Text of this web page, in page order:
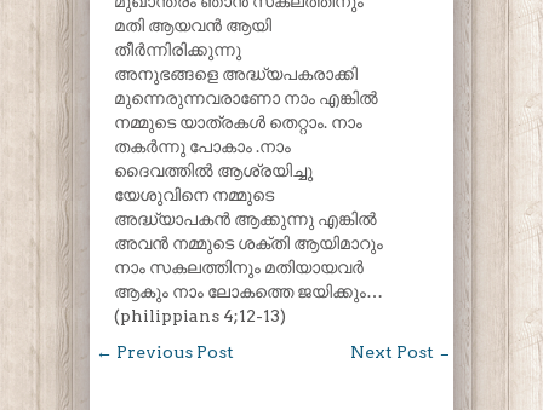
മതി ആയവൻ ആയി
തീർന്നിരിക്കുന്നു
അനുഭങ്ങളെ അദ്ധ്യപകരാക്കി
മുന്നെരുന്നവരാണോ നാം എങ്കിൽ
നമ്മുടെ യാത്രകൾ തെറ്റാം. നാം
തകർന്നു പോകാം .നാം
ദൈവത്തിൽ ആശ്രയിച്ചു
യേശുവിനെ നമ്മുടെ
അദ്ധ്യാപകൻ ആക്കുന്നു എങ്കിൽ
അവൻ നമ്മുടെ ശക്തി ആയിമാറും
നാം സകലത്തിനും മതിയായവർ
ആകും നാം ലോകത്തെ ജയിക്കും…
(philippians 4;12-13)
← Previous Post Next Post →